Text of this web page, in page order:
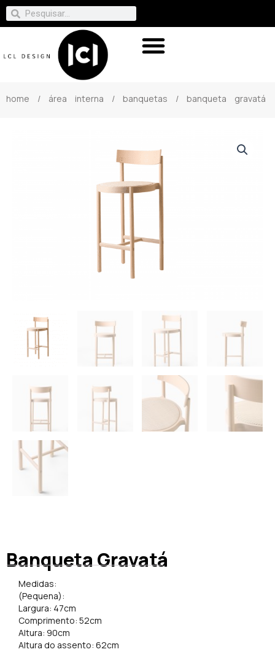
home / área interna / banquetas / banqueta gravatá
Banqueta Gravatá
Medidas:
(Pequena):
Largura: 47cm
Comprimento: 52cm
Altura: 90cm
Altura do assento: 62cm